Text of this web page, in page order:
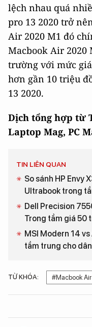
lệch nhau quá
pro 13 2020 trở
Air 2020 M1 đó
Macbook Air
trường với mức
hơn gần 10 triệu
13 2020.
Dịch tổng hợp từ
Laptop Mag, PC
TIN LIÊN QUAN
So sánh HP Envy
Ultrabook trong
Dell Precision
Trong tầm giá 50
MSI Modern 14
tầm trung cho
TỪ KHÓA: #Macbook